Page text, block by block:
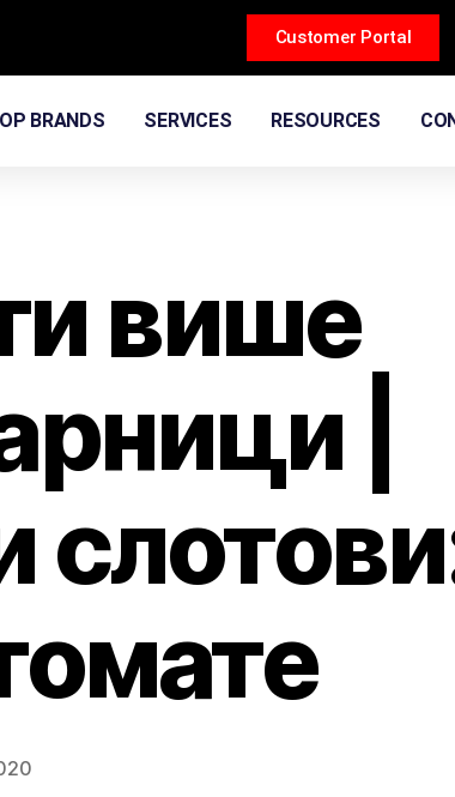
Customer Portal
BRANDS SERVICES RESOURCES
више
|